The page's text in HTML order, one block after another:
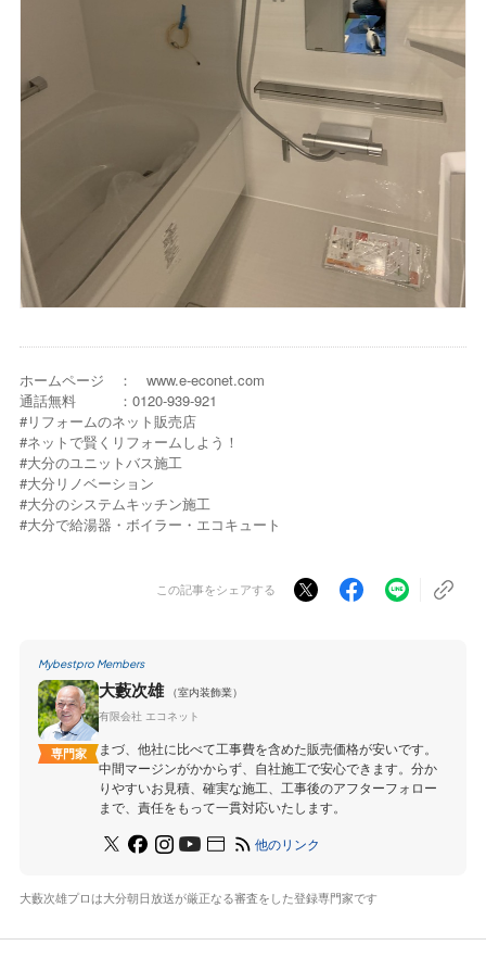
ホームページ ： www.e-econet.com
通話無料 ：0120-939-921
#リフォームのネット販売店
#ネットで賢くリフォームしよう！
#大分のユニットバス施工
#大分リノベーション
#大分のシステムキッチン施工
#大分で給湯器・ボイラー・エコキュート
この記事をシェアする
Mybestpro Members
専門家
大藪次雄
（室内装飾業）
有限会社 エコネット
まづ、他社に比べて工事費を含めた販売価格が安いです。
中間マージンがかからず、自社施工で安心できます。分か
りやすいお見積、確実な施工、工事後のアフターフォロー
まで、責任をもって一貫対応いたします。
他のリンク
大藪次雄プロは大分朝日放送が厳正なる審査をした登録専門家です